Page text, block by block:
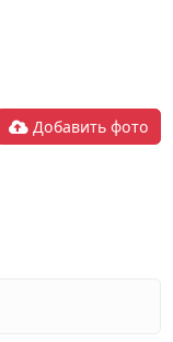
Добавить фото